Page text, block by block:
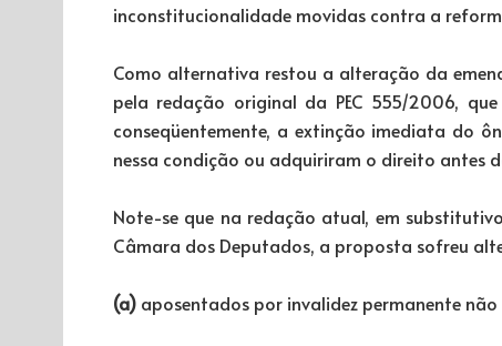
inconstitucionalidade movidas contra a
Como alternativa restou a alteração da
pela redação original da PEC 555/2006,
conseqüentemente, a extinção imediata do
nessa condição ou adquiriram o direito antes
Note-se que na redação atual, em
Câmara dos Deputados, a proposta sofreu
(a) aposentados por invalidez permanente